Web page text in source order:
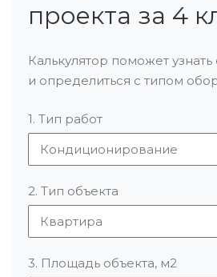
проекта за 4
Калькулятор поможет
и определиться с типом
1. Тип работ
2. Тип объекта
3. Площадь объекта, м2